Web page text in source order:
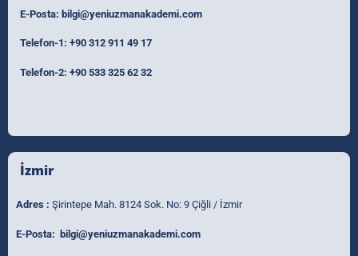
E-Posta: bilgi@yeniuzmanakademi.com
Telefon-1: +90 312 911 49 17
Telefon-2: +90 533 325 62 32
İzmir
Adres : Şirintepe Mah. 8124 Sok. No: 9 Çiğli / İzmir
E-Posta: bilgi@yeniuzmanakademi.com